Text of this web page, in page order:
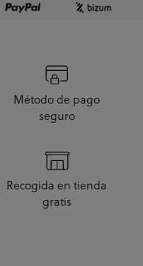
Método de pago
seguro
Recogida en tienda
gratis